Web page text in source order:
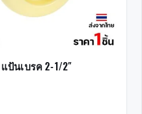
ป้นเบรค 2-1/2″